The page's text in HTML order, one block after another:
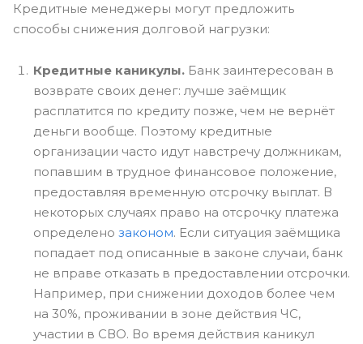
Кредитные менеджеры могут предложить
способы снижения долговой нагрузки:
Кредитные каникулы. Банк заинтересован в
возврате своих денег: лучше заёмщик
расплатится по кредиту позже, чем не вернёт
деньги вообще. Поэтому кредитные
организации часто идут навстречу должникам,
попавшим в трудное финансовое положение,
предоставляя временную отсрочку выплат. В
некоторых случаях право на отсрочку платежа
определено законом. Если ситуация заёмщика
попадает под описанные в законе случаи, банк
не вправе отказать в предоставлении отсрочки.
Например, при снижении доходов более чем
на 30%, проживании в зоне действия ЧС,
участии в СВО. Во время действия каникул